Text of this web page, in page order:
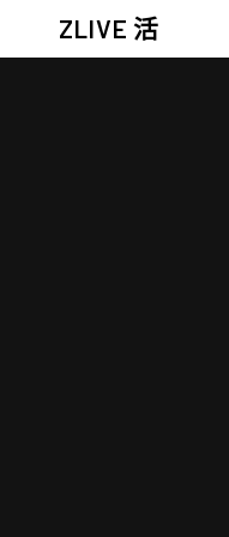
库
《五行》
》
年艺术学堂 2026》
州巡演 2026
ZLIVE 活